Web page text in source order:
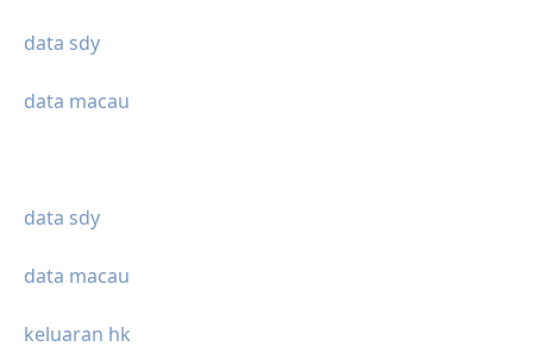
data sdy
data macau
data sdy
data macau
keluaran hk